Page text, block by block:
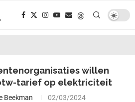
willen
tarief op elektriciteit
Beekman 02/03/2024